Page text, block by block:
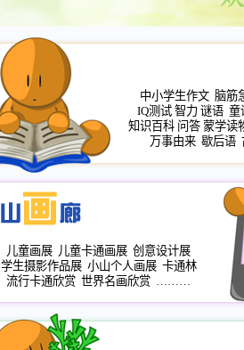
中小学生作文 脑筋
IQ测试 智力 谜语 童
知识百科 问答 蒙学读
万事由来 歇后语
儿童画展 儿童卡通画展 创意设计展
学生摄影作品展 小山个人画展 卡通林
流行卡通欣赏 世界名画欣赏 ………